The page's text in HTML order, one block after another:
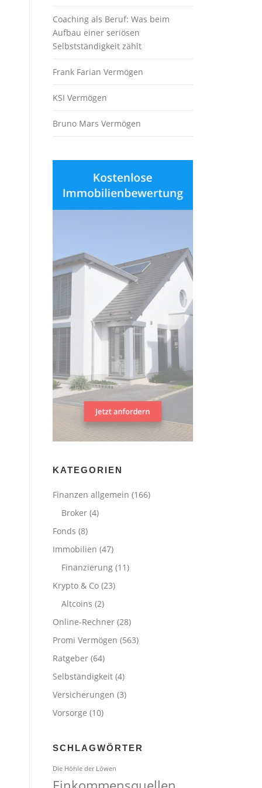
Coaching als Beruf: Was beim
Aufbau einer seriösen
Selbstständigkeit zählt
Frank Farian Vermögen
KSI Vermögen
Bruno Mars Vermögen
KATEGORIEN
Finanzen allgemein (166)
Broker (4)
Fonds (8)
Immobilien (47)
Finanzierung (11)
Krypto & Co (23)
Altcoins (2)
Online-Rechner (28)
Promi Vermögen (563)
Ratgeber (64)
Selbständigkeit (4)
Versicherungen (3)
Vorsorge (10)
SCHLAGWÖRTER
Die Höhle der Löwen